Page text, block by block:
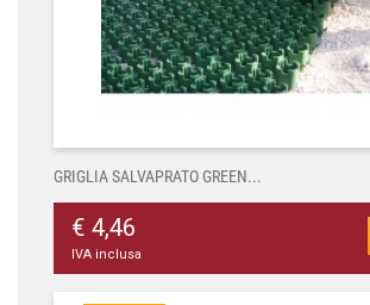
GRIGLIA SALVAPRATO GREEN...
€ 4,46
IVA inclusa